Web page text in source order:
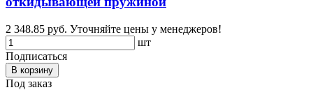
2 348.85 руб. Уточняйте цены у менеджеров!
шт
Подписаться
В корзину
Под заказ